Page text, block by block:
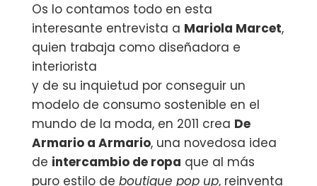
Os lo contamos todo en esta
interesante entrevista a Mariola Marcet,
quien trabaja como diseñadora e
interiorista
y de su inquietud por conseguir un
modelo de consumo sostenible en el
mundo de la moda, en 2011 crea De
Armario a Armario, una novedosa idea
de intercambio de ropa que al más
puro estilo de boutique pop up, reinventa